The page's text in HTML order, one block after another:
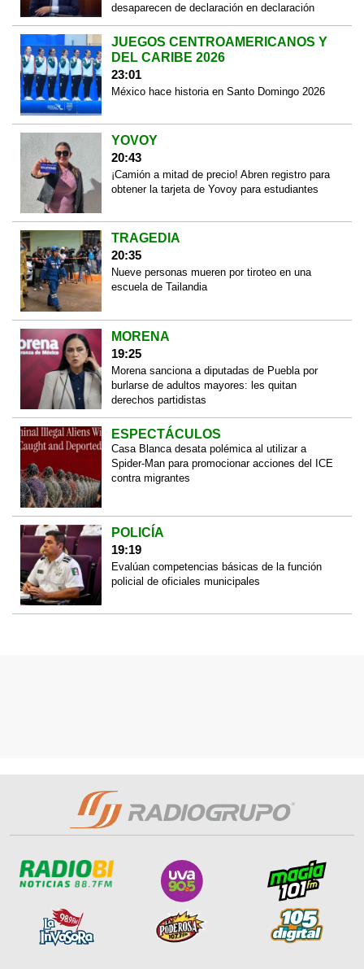
desaparecen de declaración en declaración
JUEGOS CENTROAMERICANOS Y
DEL CARIBE 2026
23:01
México hace historia en Santo Domingo 2026
YOVOY
20:43
¡Camión a mitad de precio! Abren registro para
obtener la tarjeta de Yovoy para estudiantes
TRAGEDIA
20:35
Nueve personas mueren por tiroteo en una
escuela de Tailandia
MORENA
19:25
Morena sanciona a diputadas de Puebla por
burlarse de adultos mayores: les quitan
derechos partidistas
ESPECTÁCULOS
Casa Blanca desata polémica al utilizar a
Spider-Man para promocionar acciones del ICE
contra migrantes
POLICÍA
19:19
Evalúan competencias básicas de la función
policial de oficiales municipales